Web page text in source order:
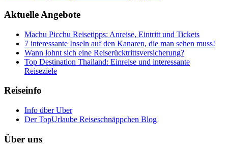
Aktuelle Angebote
Machu Picchu Reisetipps: Anreise, Eintritt und Tickets
7 interessante Inseln auf den Kanaren, die man sehen muss!
Wann lohnt sich eine Reiserücktrittsversicherung?
Top Destination Thailand: Einreise und interessante
Reiseziele
Reiseinfo
Info über Uber
Der TopUrlaube Reiseschnäppchen Blog
Über uns